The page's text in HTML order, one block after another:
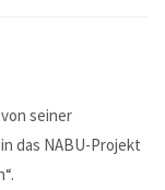
seiner
das NABU-Projekt